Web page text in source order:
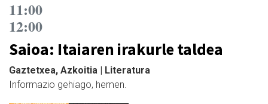
11:00
12:00
Saioa: Itaiaren irakurle taldea
Gaztetxea, Azkoitia | Literatura
Informazio gehiago, hemen.